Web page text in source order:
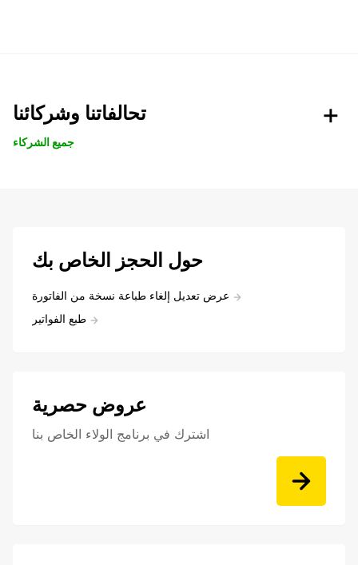
تحالفاتنا وشركائنا
جميع الشركاء
حول الحجز الخاص بك
عرض تعديل إلغاء طباعة نسخة من الفاتورة
طبع الفواتير
عروض حصرية
اشترك في برنامج الولاء الخاص بنا